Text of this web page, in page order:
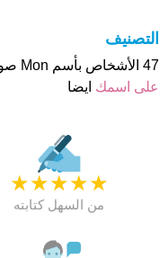
التصنيف
47 الأشخاص بأسم Mon صوت على اسمائهم . من فضلك
على اسمك ايضا
★
★
★
★
★
من السهل كتابته